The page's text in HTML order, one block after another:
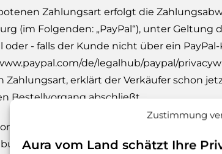
Zustimmung
Aura vom Land schätzt Ihre
Zahlungsart erfolgt die
(im Folgenden: „PayPal“), unter
oder - falls der Kunde nicht über ein
/de/legalhub/paypal/
Zahlungsart, erklärt der Verkäufer schon
Bestellvorgang abschließt.
Payments" erfolgt die
(im Folgenden: „Amazon“), unter